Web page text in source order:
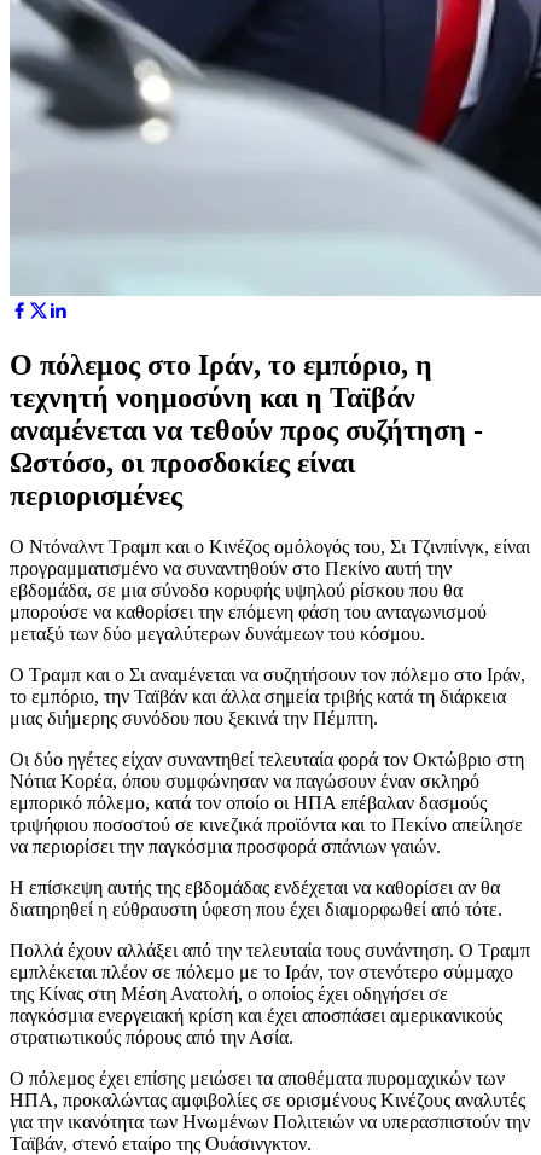
Ο πόλεμος στο Ιράν, το εμπόριο, η
τεχνητή νοημοσύνη και η Ταϊβάν
αναμένεται να τεθούν προς συζήτηση -
Ωστόσο, οι προσδοκίες είναι
περιορισμένες
Ο Ντόναλντ Τραμπ και ο Κινέζος ομόλογός του, Σι Τζινπίνγκ, είναι
προγραμματισμένο να συναντηθούν στο Πεκίνο αυτή την
εβδομάδα, σε μια σύνοδο κορυφής υψηλού ρίσκου που θα
μπορούσε να καθορίσει την επόμενη φάση του ανταγωνισμού
μεταξύ των δύο μεγαλύτερων δυνάμεων του κόσμου.
Ο Τραμπ και ο Σι αναμένεται να συζητήσουν τον πόλεμο στο Ιράν,
το εμπόριο, την Ταϊβάν και άλλα σημεία τριβής κατά τη διάρκεια
μιας διήμερης συνόδου που ξεκινά την Πέμπτη.
Οι δύο ηγέτες είχαν συναντηθεί τελευταία φορά τον Οκτώβριο στη
Νότια Κορέα, όπου συμφώνησαν να παγώσουν έναν σκληρό
εμπορικό πόλεμο, κατά τον οποίο οι ΗΠΑ επέβαλαν δασμούς
τριψήφιου ποσοστού σε κινεζικά προϊόντα και το Πεκίνο απείλησε
να περιορίσει την παγκόσμια προσφορά σπάνιων γαιών.
Η επίσκεψη αυτής της εβδομάδας ενδέχεται να καθορίσει αν θα
διατηρηθεί η εύθραυστη ύφεση που έχει διαμορφωθεί από τότε.
Πολλά έχουν αλλάξει από την τελευταία τους συνάντηση. Ο Τραμπ
εμπλέκεται πλέον σε πόλεμο με το Ιράν, τον στενότερο σύμμαχο
της Κίνας στη Μέση Ανατολή, ο οποίος έχει οδηγήσει σε
παγκόσμια ενεργειακή κρίση και έχει αποσπάσει αμερικανικούς
στρατιωτικούς πόρους από την Ασία.
Ο πόλεμος έχει επίσης μειώσει τα αποθέματα πυρομαχικών των
ΗΠΑ, προκαλώντας αμφιβολίες σε ορισμένους Κινέζους αναλυτές
για την ικανότητα των Ηνωμένων Πολιτειών να υπερασπιστούν την
Ταϊβάν, στενό εταίρο της Ουάσινγκτον.